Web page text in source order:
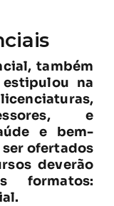
também
na
e
e bem-
ofertados
deverão
formatos: